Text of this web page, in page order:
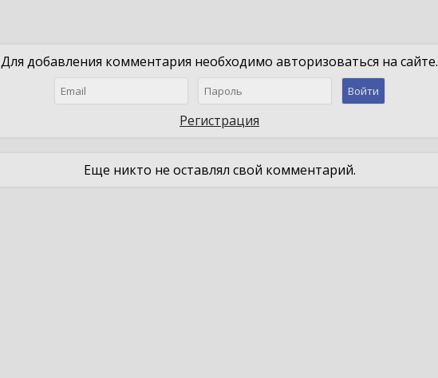
Для добавления комментария необходимо авторизоваться на сайте.
Войти
Регистрация
Еще никто не оставлял свой комментарий.